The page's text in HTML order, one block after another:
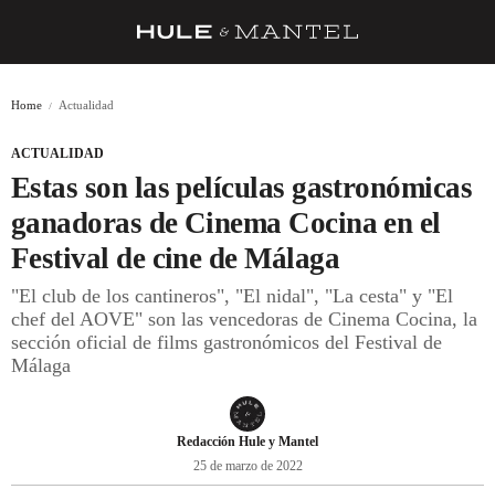
BARRAS Y ESTRELLAS
DÓNDE COMER
ÍDOLOS DE MESAS
CUADERNO DE VIAJE
Home Actualidad
ACTUALIDAD
Estas son las películas gastronómicas
ganadoras de Cinema Cocina en el
Festival de cine de Málaga
"El club de los cantineros", "El nidal", "La cesta" y "El
chef del AOVE" son las vencedoras de Cinema Cocina, la
sección oficial de films gastronómicos del Festival de
Málaga
Redacción Hule y Mantel
25 de marzo de 2022